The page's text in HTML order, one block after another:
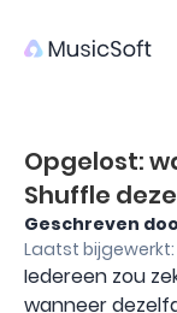
Opgelost:
Shuffle
Geschreven
Laatst
Iedereen zou
wanneer